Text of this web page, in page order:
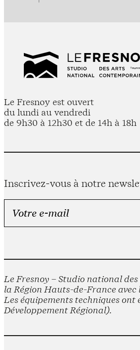
Le Fresnoy est ouvert
du lundi au vendredi
de 9h30 à 12h30 et de 14h à 18h
Inscrivez-vous à notre
Le Fresnoy – Studio national
la Région Hauts-de-France
Les équipements techniques ont
Développement Régional).